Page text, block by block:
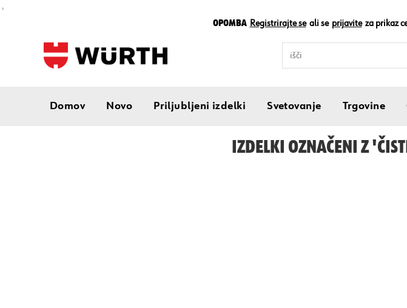
¸
Opomba Registrirajte se ali se prijavite za prikaz
Domov Novo Priljubljeni izdelki Svetovanje Trgovine
IZDELKI OZNAČENI Z